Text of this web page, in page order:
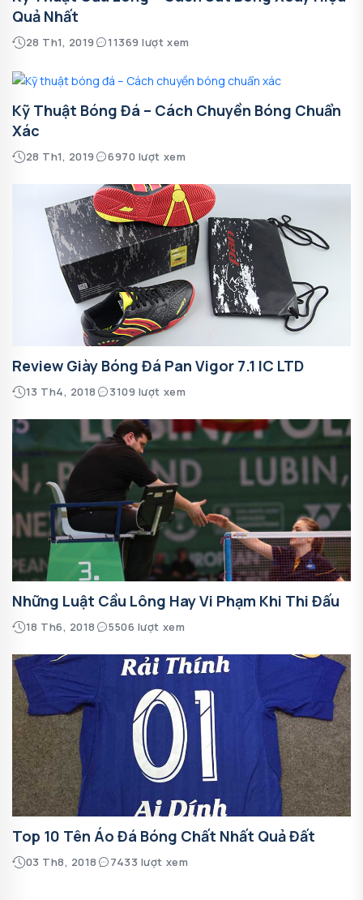
Quả Nhất
28 Th1, 2019 11369 lượt xem
Kỹ Thuật Bóng Đá – Cách Chuyền Bóng Chuẩn
Xác
28 Th1, 2019 6970 lượt xem
Review Giày Bóng Đá Pan Vigor 7.1 IC LTD
13 Th4, 2018 3109 lượt xem
Những Luật Cầu Lông Hay Vi Phạm Khi Thi Đấu
18 Th6, 2018 5506 lượt xem
Top 10 Tên Áo Đá Bóng Chất Nhất Quả Đất
03 Th8, 2018 7433 lượt xem